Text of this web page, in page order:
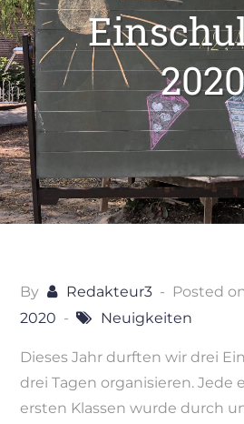
By Redakteur3 Posted
2020
Neuigkeiten
Dieses Jahr durften wir drei
drei Tagen organisieren. Jede
ersten Klassen wurde durch